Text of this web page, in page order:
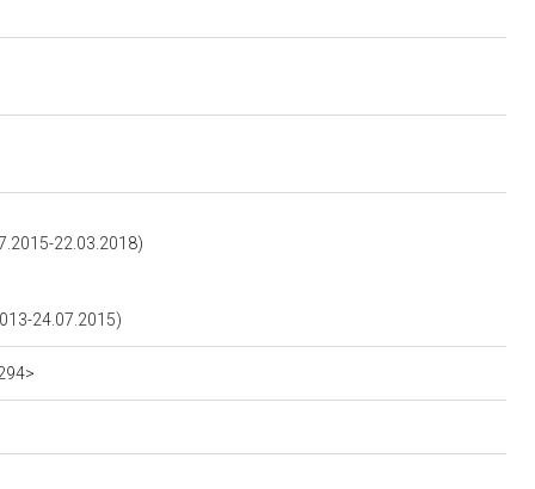
22.03.2018)
24.07.2015)